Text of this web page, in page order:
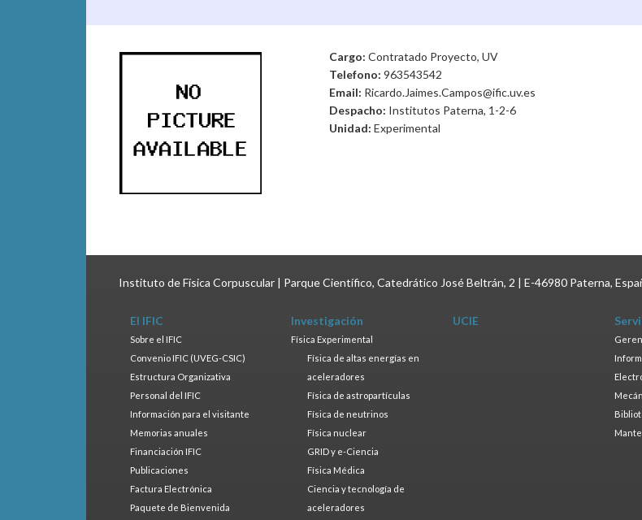
Cargo: Contratado Proyecto, UV
Telefono: 963543542
Email: Ricardo.Jaimes.Campos@ific.uv.es
Despacho: Institutos Paterna, 1-2-6
Unidad: Experimental
Instituto de Física Corpuscular | Parque Científico, Catedrático José Beltrán, 2 | E-46980 Paterna,
El IFIC
Sobre el IFIC
Convenio IFIC (UVEG-CSIC)
Estructura Organizativa
Personal del IFIC
Información para el visitante
Memorias anuales
Financiación IFIC
Publicaciones
Factura Electrónica
Paquete de Bienvenida
Investigación
Física Experimental
Física de altas energías en
aceleradores
Física de astropartículas
Física de neutrinos
Física nuclear
GRID y e-Ciencia
Física Médica
Ciencia y tecnología de
aceleradores
UCIE